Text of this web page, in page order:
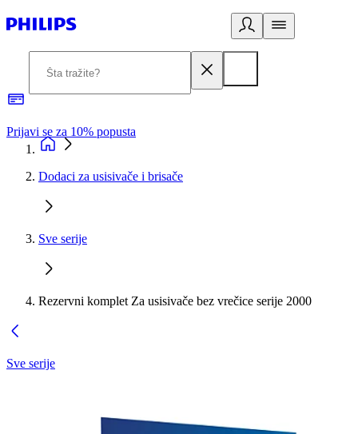
Prijavi se za 10% popusta
Dodaci za usisivače i brisače
Sve serije
Rezervni komplet Za usisivače bez vrečice serije 2000
Sve serije